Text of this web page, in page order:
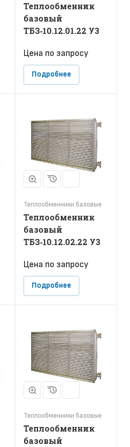
Теплообменник
базовый
ТБЗ‑10.12.01.22 У3
Цена по запросу
Подробнее
Теплообменники базовые
Теплообменник
базовый
ТБЗ‑10.12.02.22 У3
Цена по запросу
Подробнее
Теплообменники базовые
Теплообменник
базовый